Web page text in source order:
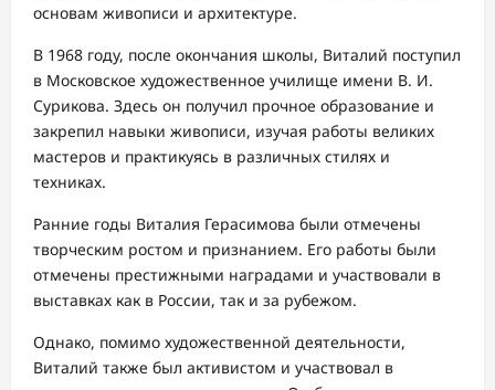
основам живописи и архитектуре.
В 1968 году, после окончания школы, Виталий поступил
в Московское художественное училище имени В. И.
Сурикова. Здесь он получил прочное образование и
закрепил навыки живописи, изучая работы великих
мастеров и практикуясь в различных стилях и
техниках.
Ранние годы Виталия Герасимова были отмечены
творческим ростом и признанием. Его работы были
отмечены престижными наградами и участвовали в
выставках как в России, так и за рубежом.
Однако, помимо художественной деятельности,
Виталий также был активистом и участвовал в